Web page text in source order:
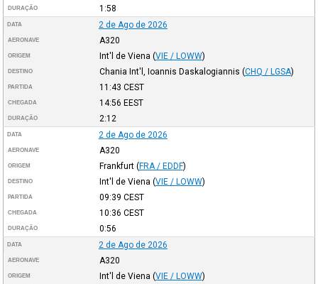
DURAÇÃO 1:58
DATA 2 de Ago de 2026
AERONAVE A320
ORIGEM Int'l de Viena (VIE / LOWW)
DESTINO Chania Int'l, Ioannis Daskalogiannis (CHQ / LGSA)
PARTIDA 11:43 CEST
CHEGADA 14:56 EEST
DURAÇÃO 2:12
DATA 2 de Ago de 2026
AERONAVE A320
ORIGEM Frankfurt (FRA / EDDF)
DESTINO Int'l de Viena (VIE / LOWW)
PARTIDA 09:39 CEST
CHEGADA 10:36 CEST
DURAÇÃO 0:56
DATA 2 de Ago de 2026
AERONAVE A320
ORIGEM Int'l de Viena (VIE / LOWW)